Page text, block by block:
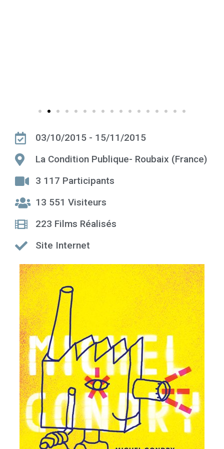
03/10/2015 - 15/11/2015
La Condition Publique- Roubaix (France)
3 117 Participants
13 551 Visiteurs
223 Films Réalisés
Site Internet